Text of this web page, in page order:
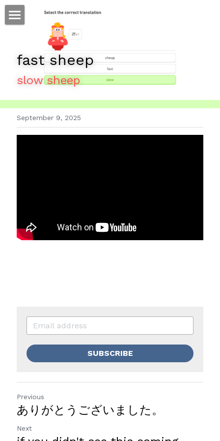
仕事
運
文書館
写真
Amazon Kindle
fast sheep
slow sheep
September 9, 2025
SUBSCRIBE
Previous
ありがとうございました。
Next